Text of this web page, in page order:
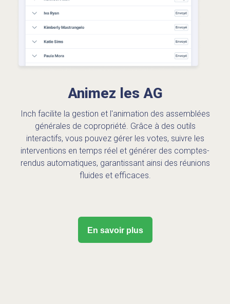
Animez les AG
Inch facilite la gestion et l'animation des assemblées
générales de copropriété. Grâce à des outils
interactifs, vous pouvez gérer les votes, suivre les
interventions en temps réel et générer des comptes-
rendus automatiques, garantissant ainsi des réunions
fluides et efficaces.
En savoir plus